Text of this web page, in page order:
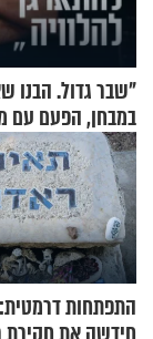
"שבר גדול. הבנו
במבחן, הפעם עם
התפתחות